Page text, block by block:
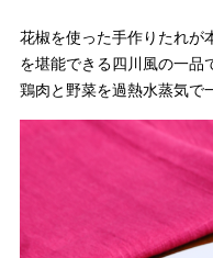
花椒を使った手作りたれが
を堪能できる四川風の一品
鶏肉と野菜を過熱水蒸気で